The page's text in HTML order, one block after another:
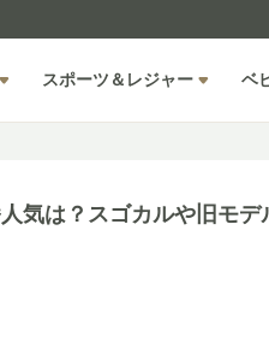
スポーツ＆レジャー ベ
気は？スゴカルや旧モデ